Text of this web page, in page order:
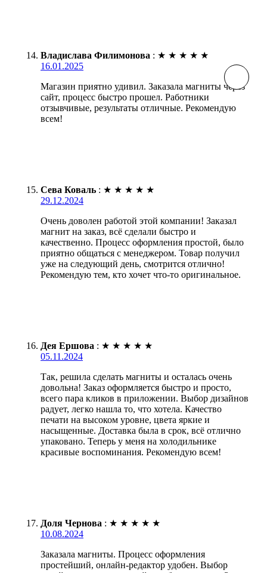
Владислава Филимонова : ★ ★ ★ ★ ★
16.01.2025
Магазин приятно удивил. Заказала магниты через
сайт, процесс быстро прошел. Работники
отзывчивые, результаты отличные. Рекомендую
всем!
Сева Коваль : ★ ★ ★ ★ ★
29.12.2024
Очень доволен работой этой компании! Заказал
магнит на заказ, всё сделали быстро и
качественно. Процесс оформления простой, было
приятно общаться с менеджером. Товар получил
уже на следующий день, смотрится отлично!
Рекомендую тем, кто хочет что-то оригинальное.
Дея Ершова : ★ ★ ★ ★ ★
05.11.2024
Так, решила сделать магниты и осталась очень
довольна! Заказ оформляется быстро и просто,
всего пара кликов в приложении. Выбор дизайнов
радует, легко нашла то, что хотела. Качество
печати на высоком уровне, цвета яркие и
насыщенные. Доставка была в срок, всё отлично
упаковано. Теперь у меня на холодильнике
красивые воспоминания. Рекомендую всем!
Доля Чернова : ★ ★ ★ ★ ★
10.08.2024
Заказала магниты. Процесс оформления
простейший, онлайн-редактор удобен. Выбор